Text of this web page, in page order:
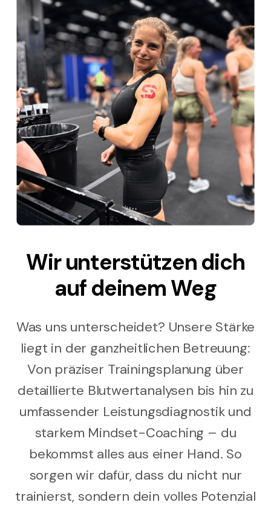
Wir unterstützen dich
auf deinem Weg
Was uns unterscheidet? Unsere Stärke
liegt in der ganzheitlichen Betreuung:
Von präziser Trainingsplanung über
detaillierte Blutwertanalysen bis hin zu
umfassender Leistungsdiagnostik und
starkem Mindset-Coaching – du
bekommst alles aus einer Hand. So
sorgen wir dafür, dass du nicht nur
trainierst, sondern dein volles Potenzial